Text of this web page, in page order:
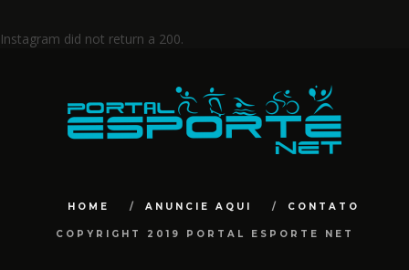
Instagram did not return a 200.
HOME ANUNCIE AQUI CONTATO
COPYRIGHT 2019 PORTAL ESPORTE NET